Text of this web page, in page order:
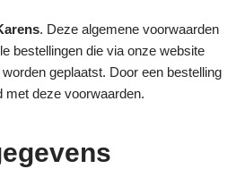
. Deze algemene voorwaarden
bestellingen die via onze website
worden geplaatst. Door een bestelling
met deze voorwaarden.